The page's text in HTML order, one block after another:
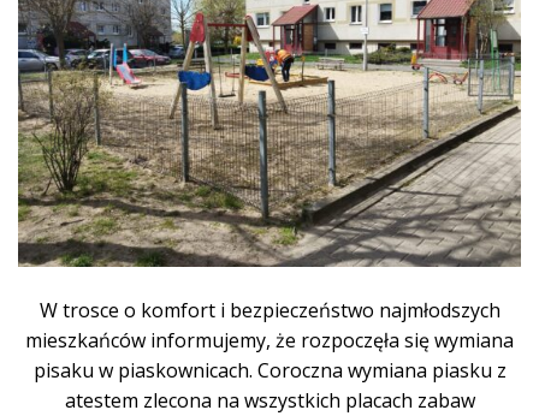
W trosce o komfort i bezpieczeństwo najmłodszych
mieszkańców informujemy, że rozpoczęła się wymiana
pisaku w piaskownicach. Coroczna wymiana piasku z
atestem zlecona na wszystkich placach zabaw